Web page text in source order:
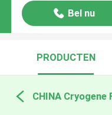
Bel nu
PRODUCTEN
CHINA Cryogene